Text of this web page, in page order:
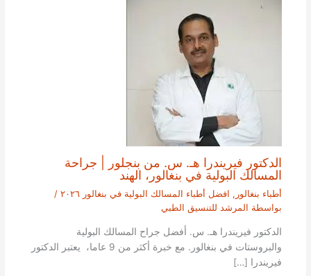
الدكتور فيريندرا هـ. س. من بنجلور | جراحة
المسالك البولية في بنغالور، الهند
أطباء بنغالور , افضل أطباء المسالك البولية في بنغالور ٢٠٢٦
/
بواسطة المرشد للتنسيق الطبي
الدكتور فيريندرا هـ. س. أفضل جراح المسالك البولية
والبروستات في بنغالور. مع خبرة أكثر من 9 عاما، يعتبر الدكتور
فيريندرا […]